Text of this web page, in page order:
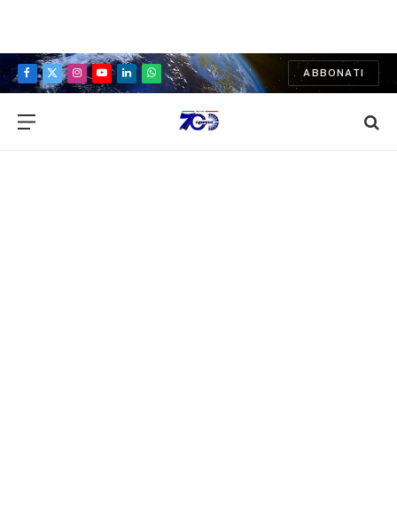
Facebook
X
Instagram
YouTubeLinkedInWhatsApp
ABBONATI